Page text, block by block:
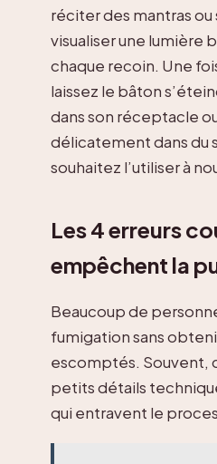
réciter des mantras
visualiser une lumière
chaque recoin. Une
laissez le bâton
dans son réceptacle
délicatement dans du
souhaitez l’utiliser à
Les 4 erreurs
empêchent la
Beaucoup de
fumigation sans
escomptés. Souvent,
petits détails
qui entravent le